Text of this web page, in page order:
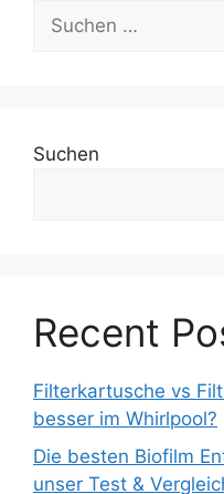
Suchen
nach:
Suchen
Recent
Filterkartusche vs
besser im Whirlpool?
Die besten Biofilm
unser Test &